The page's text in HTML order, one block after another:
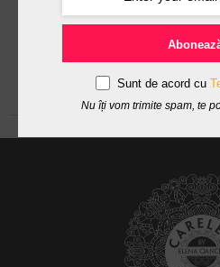
Sunt de acord cu
Nu îți vom trimite spam, te